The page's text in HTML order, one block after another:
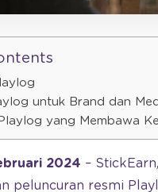
untuk Brand dan
yang Membawa
2024 –
peluncuran resmi